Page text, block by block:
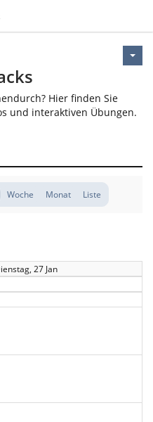
Hier finden Sie
und interaktiven Übungen.
Woche Monat Liste
27 Jan